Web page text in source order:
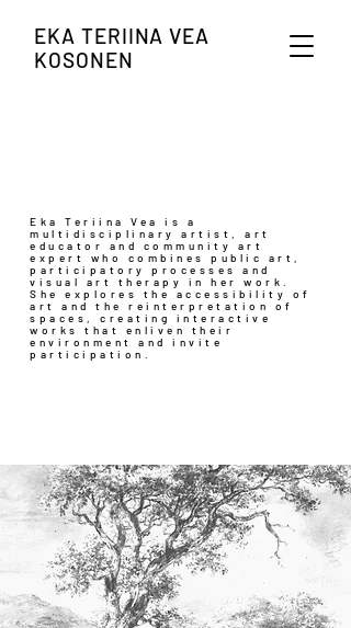
EKA TERIINA VEA
KOSONEN
Eka Teriina Vea is a
multidisciplinary artist, art
educator and community art
expert who combines public art,
participatory processes and
visual art therapy in her work.
She explores the accessibility of
art and the reinterpretation of
spaces, creating interactive
works that enliven their
environment and invite
participation.